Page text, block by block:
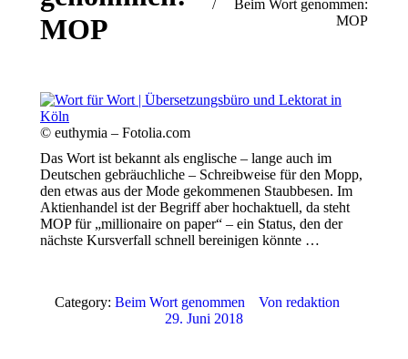
MOP
Beim Wort genommen:
MOP
© euthymia – Fotolia.com
Das Wort ist bekannt als englische – lange auch im
Deutschen gebräuchliche – Schreibweise für den Mopp,
den etwas aus der Mode gekommenen Staubbesen. Im
Aktienhandel ist der Begriff aber hochaktuell, da steht
MOP für „millionaire on paper“ – ein Status, den der
nächste Kursverfall schnell bereinigen könnte …
Category: Beim Wort genommen Von redaktion
29. Juni 2018